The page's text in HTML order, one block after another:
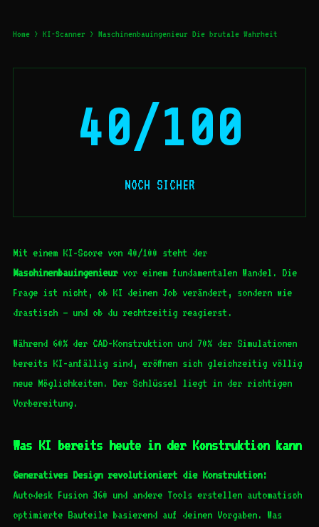
Home > KI-Scanner > Maschinenbauingenieur Die brutale Wahrheit
40/100
NOCH SICHER
Mit einem KI-Score von 40/100 steht der
Maschinenbauingenieurvor einem fundamentalen Wandel. Die
Frage ist nicht, ob KI deinen Job verändert, sondern wie
drastisch – und ob du rechtzeitig reagierst.
Während 60% der CAD-Konstruktion und 70% der Simulationen
bereits KI-anfällig sind, eröffnen sich gleichzeitig völlig
neue Möglichkeiten. Der Schlüssel liegt in der richtigen
Vorbereitung.
Was KI bereits heute in der Konstruktion kann
Generatives Design revolutioniert die Konstruktion:
Autodesk Fusion 360 und andere Tools erstellen automatisch
optimierte Bauteile basierend auf deinen Vorgaben. Was